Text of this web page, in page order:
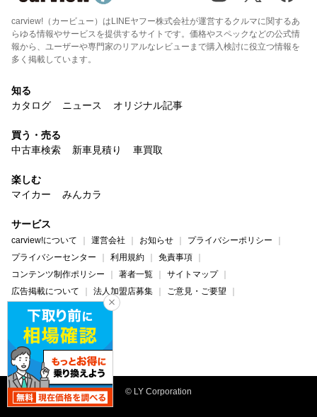
carview!（カービュー）はLINEヤフー株式会社が運営するクルマに関するあ
らゆる情報やサービスを提供するサイトです。価格やスペックなどの公式情
報から、ユーザーや専門家のリアルなレビューまで購入検討に役立つ情報を
多く掲載しています。
知る
カタログ
ニュース オリジナル記事
買う・売る
中古車検索
新車見積り 車買取
楽しむ
マイカー
みんカラ
サービス
carview!について 運営会社 お知らせ
プライバシーポリシー
プライバシーセンター
利用規約
免責事項
コンテンツ制作ポリシー
著者一覧
サイトマップ
広告掲載について
法人加盟店募集
ご意見・ご要望
ヘルプ・お問い合わせ
carview! Yahoo! JAPAN
© LY Corporation